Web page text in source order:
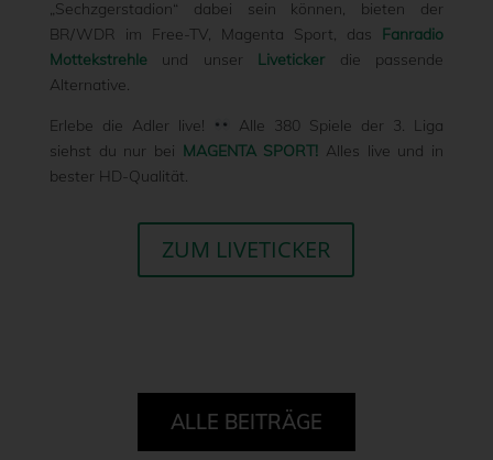
„Sechzgerstadion“ dabei sein können, bieten der
BR/WDR im Free-TV, Magenta Sport, das Fanradio
Mottekstrehle und unser Liveticker die passende
Alternative.
Erlebe die Adler live!
Alle 380 Spiele der 3. Liga
siehst du nur bei MAGENTA SPORT! Alles live und in
bester HD-Qualität.
ZUM LIVETICKER
ALLE BEITRÄGE